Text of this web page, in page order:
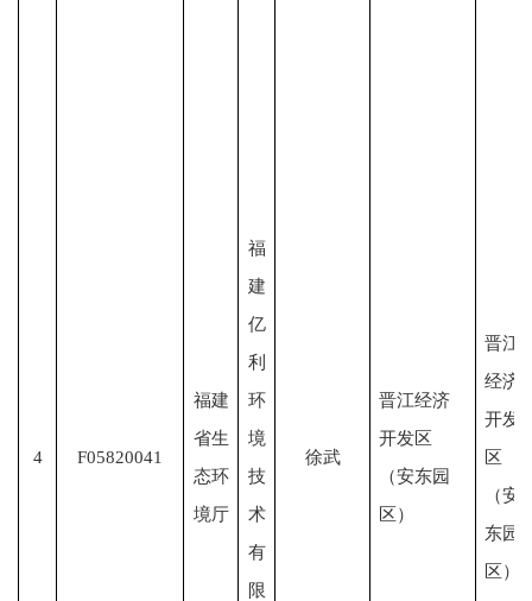
4 F05820041
福建
省生
态环
境厅
福
建
亿
利
环
境
技
术
有
限
徐武
晋江经济
开发区
（安东园
区）
晋江
经济
开发
区
（安
东园
区）